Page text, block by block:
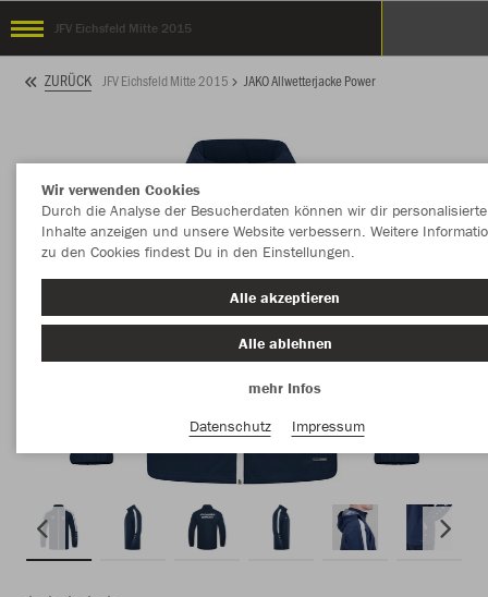
JFV Eichsfeld Mitte 2015
ZURÜCK JFV Eichsfeld Mitte 2015 JAKO Allwetterjacke Power
Wir verwenden Cookies
Durch die Analyse der Besucherdaten können wir dir personalisierte
Inhalte anzeigen und unsere Website verbessern. Weitere
zu den Cookies findest Du in den Einstellungen.
Alle akzeptieren
Alle ablehnen
mehr Infos
Datenschutz
Impressum